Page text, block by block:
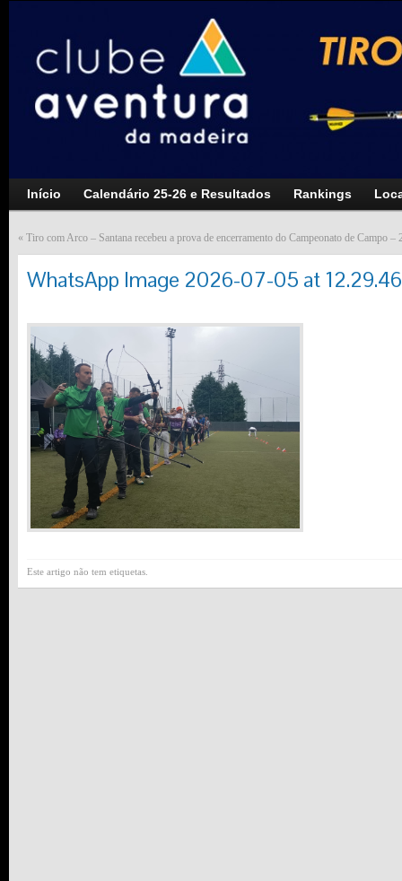
Início Calendário 25-26 e Resultados Rankings
« Tiro com Arco – Santana recebeu a prova de encerramento do Campeonato de Campo –
WhatsApp Image 2026-07-05 at 12.29.46
Este artigo não tem etiquetas.